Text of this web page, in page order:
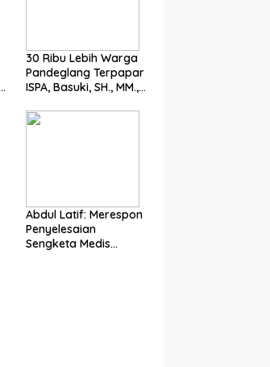
30 Ribu Lebih Warga
Pandeglang Terpapar
ISPA, Basuki, SH., MM.,
Pencegahan
Abdul Latif: Merespon
Penyelesaian
Sengketa Medis